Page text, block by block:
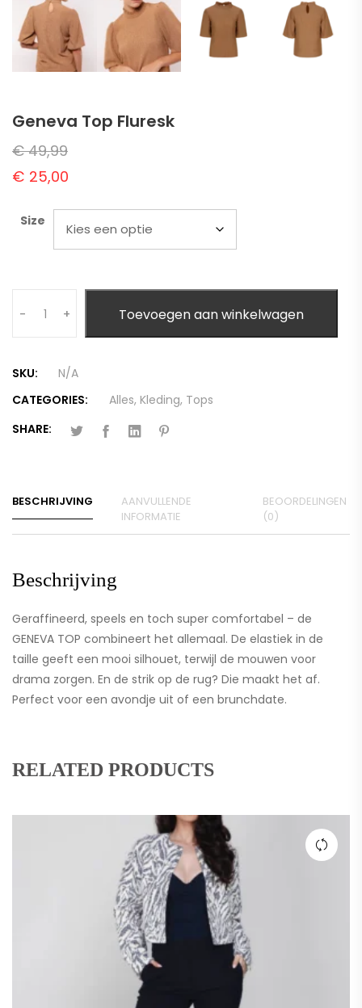
Geneva Top Fluresk
€49,99
€ 25,00
Size
-
+ Toevoegen aan winkelwagen
SKU:
N/A
CATEGORIES:
Alles, Kleding, Tops
SHARE:
BESCHRIJVING
AANVULLENDE
INFORMATIE
BEOORDELINGEN
(0)
Beschrijving
Geraffineerd, speels en toch super comfortabel – de
GENEVA TOP combineert het allemaal. De elastiek in de
taille geeft een mooi silhouet, terwijl de mouwen voor
drama zorgen. En de strik op de rug? Die maakt het af.
Perfect voor een avondje uit of een brunchdate.
RELATED PRODUCTS